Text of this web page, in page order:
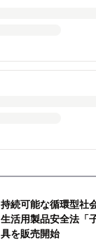
持続可能な循環型社
生活用製品安全法「
具を販売開始